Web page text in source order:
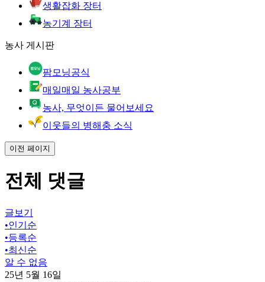
생활잡화 장터
농기계 장터
농사 게시판
팜모닝공식
매일매일 농사공부
농사, 무엇이든 물어보세요
이웃들의 병해충 소식
이전 페이지
전체 댓글
글보기
•인기순
•등록순
•최신순
알 수 없음
25년 5월 16일